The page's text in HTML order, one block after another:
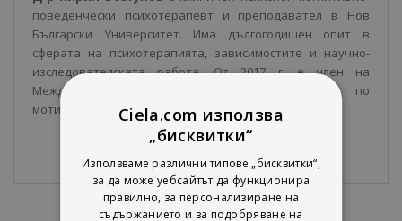
поведенчески психотерапевт и преподавател в Нов
Български Университет. Има дългогодишен опит в
сферата на психотерапията, зависимостите и научно-
изследователската работа. От 2017 г. е член на
Международната мрежа на обучителите по
мотивационно интервюиране (MINT).
Ciela.com използва
„бисквитки“
Използваме различни типове „бисквитки“,
за да може уебсайтът да функционира
правилно, за персонализиране на
съдържанието и за подобряване на